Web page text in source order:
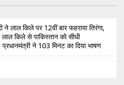
ने लाल किले पर 12वीं बार फहराया तिरंगा,
लाल किले से पाकिस्तान को सीधी
ने 103 मिनट का दिया भाषण